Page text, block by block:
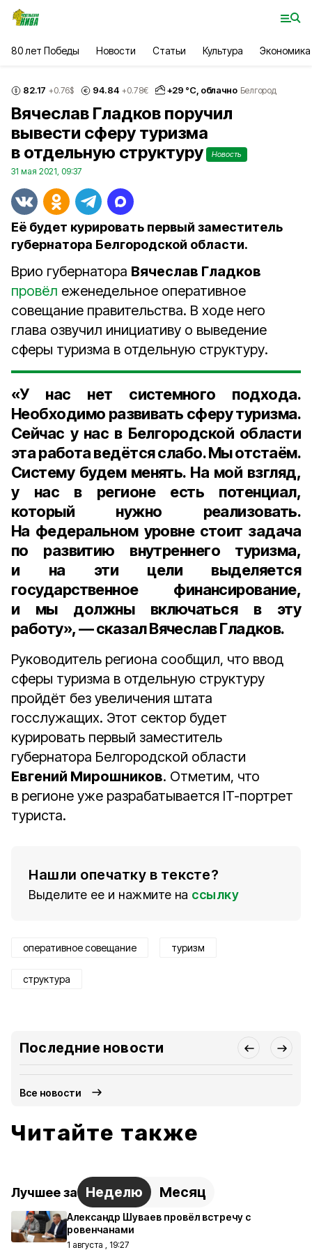
80 лет Победы Новости Статьи Культура Экономика
82.17 +0.76$ 94.84 +0.78€ +29 °С, облачно Белгород
Вячеслав Гладков поручил
вывести сферу туризма
в отдельную структуру
Новость
31 мая 2021, 09:37
Её будет курировать первый заместитель
губернатора Белгородской области.
Врио губернатора Вячеслав Гладков
провёл еженедельное оперативное
совещание правительства. В ходе него
глава озвучил инициативу о выведение
сферы туризма в отдельную структуру.
«У нас нет системного подхода.
Необходимо развивать сферу туризма.
Сейчас у нас в Белгородской области
эта работа ведётся слабо. Мы отстаём.
Систему будем менять. На мой взгляд,
у нас в регионе есть потенциал,
который нужно реализовать.
На федеральном уровне стоит задача
по развитию внутреннего туризма,
и на эти цели выделяется
государственное финансирование,
и мы должны включаться в эту
работу», — сказал Вячеслав Гладков.
Руководитель региона сообщил, что ввод
сферы туризма в отдельную структуру
пройдёт без увеличения штата
госслужащих. Этот сектор будет
курировать первый заместитель
губернатора Белгородской области
Евгений Мирошников. Отметим, что
в регионе уже разрабатывается IT-портрет
туриста.
Нашли опечатку в тексте?
Выделите ее и нажмите на ссылку
оперативное совещание туризм
структура
Последние новости
Все новости
Читайте также
Лучшее за Неделю Месяц
Александр Шуваев провёл встречу с
ровенчанами
1 августа , 19:27